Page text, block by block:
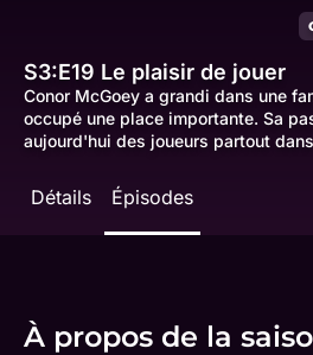
S3:E19 Le plaisir de jouer
Conor McGoey a grandi dans une
occupé une place importante. Sa
aujourd'hui des joueurs partout
Détails Épisodes
À propos de la